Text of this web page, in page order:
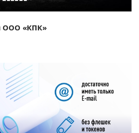
ООО «КПК»